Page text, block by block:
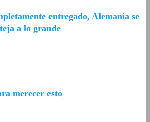
entregado, Alemania se
a lo grande
merecer esto